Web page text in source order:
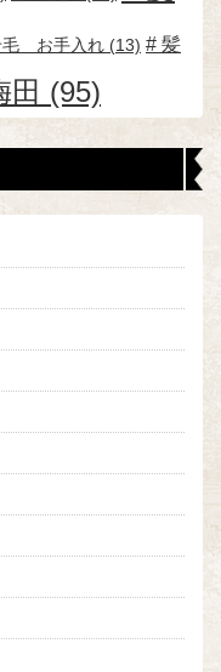
お手入れ (13) 髪
田 (95)